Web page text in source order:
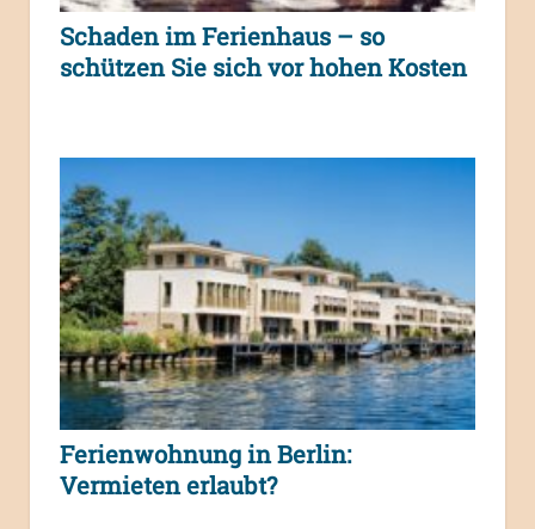
Schaden im Ferienhaus – so
schützen Sie sich vor hohen Kosten
Ferienwohnung in Berlin:
Vermieten erlaubt?